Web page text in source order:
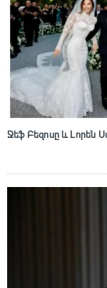
Ջեֆ Բեզոսը և Լորեն